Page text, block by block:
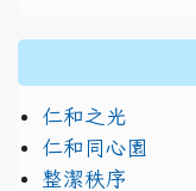
仁和之光
仁和同心園
整潔秩序